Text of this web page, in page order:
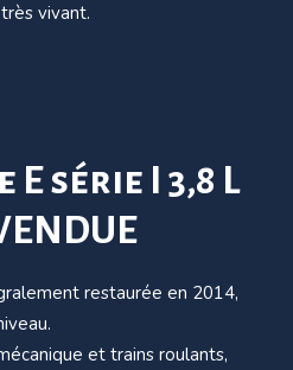
vivant.
E série I 3,8 L
restaurée en 2014,
et trains roulants,